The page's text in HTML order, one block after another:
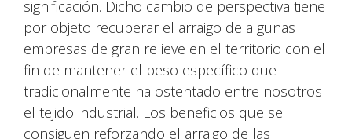
significación. Dicho cambio de perspectiva tiene
por objeto recuperar el arraigo de algunas
empresas de gran relieve en el territorio con el
fin de mantener el peso específico que
tradicionalmente ha ostentado entre nosotros
el tejido industrial. Los beneficios que se
consiguen reforzando el arraigo de las